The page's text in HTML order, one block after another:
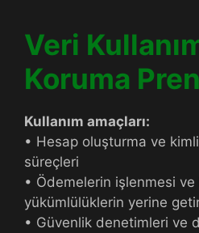
Veri
Koruma
Kullanım amaçları:
• Hesap oluşturma ve
süreçleri
• Ödemelerin işlenmesi ve
yükümlülüklerin yerine
• Güvenlik denetimleri ve